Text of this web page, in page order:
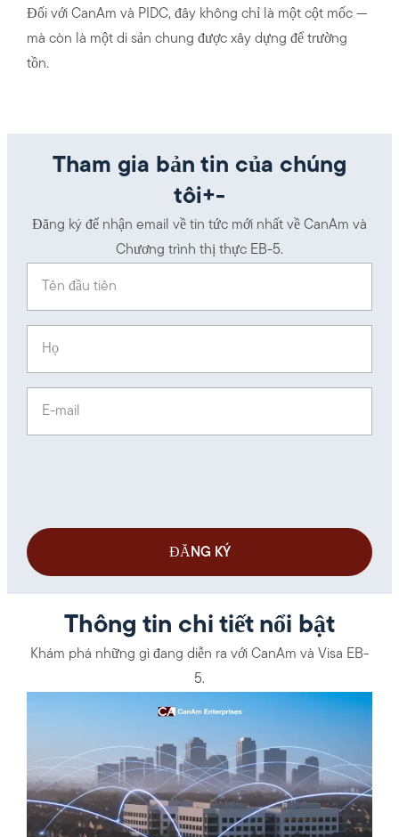
Đối với CanAm và PIDC, đây không chỉ là một cột mốc —
mà còn là một di sản chung được xây dựng để trường
tồn.
Tham gia bản tin của chúng
tôi+-
Đăng ký để nhận email về tin tức mới nhất về CanAm và
Chương trình thị thực EB-5.
Thông tin chi tiết nổi bật
Khám phá những gì đang diễn ra với CanAm và Visa EB-
5.